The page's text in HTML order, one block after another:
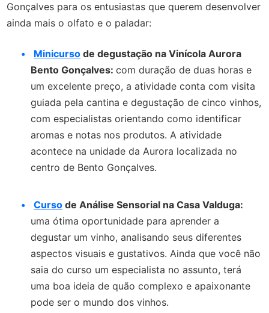
Gonçalves para os entusiastas que querem desenvolver
ainda mais o olfato e o paladar:
Minicurso de degustação na Vinícola Aurora
Bento Gonçalves:com duração de duas horas e
um excelente preço, a atividade conta com visita
guiada pela cantina e degustação de cinco vinhos,
com especialistas orientando como identificar
aromas e notas nos produtos. A atividade
acontece na unidade da Aurora localizada no
centro de Bento Gonçalves.
Curso de Análise Sensorial na Casa Valduga:
uma ótima oportunidade para aprender a
degustar um vinho, analisando seus diferentes
aspectos visuais e gustativos. Ainda que você não
saia do curso um especialista no assunto, terá
uma boa ideia de quão complexo e apaixonante
pode ser o mundo dos vinhos.